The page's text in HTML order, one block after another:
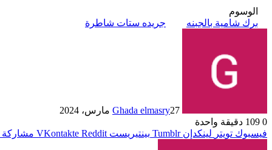
الوسوم
برك شامية بالجبنه
جريده ستات شاطرة
Ghada elmasry27 مارس، 2024
0
دقيقة واحدة
فيسبوك تويتر لينكدإن بينتيريست مشاركة